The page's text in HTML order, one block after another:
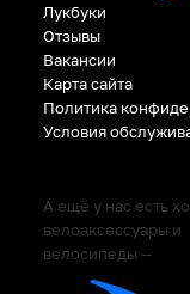
Лукбуки
Отзывы
Вакансии
Карта сайта
Политика
Условия
А ещё у нас есть
велоаксессуары и
велосипеды —